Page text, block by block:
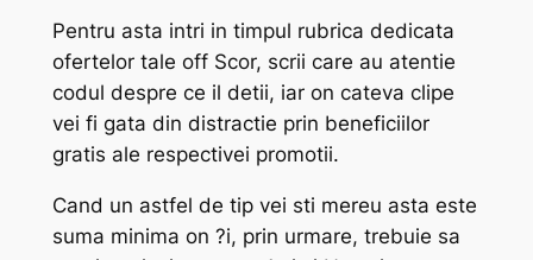
Pentru asta intri in timpul rubrica dedicata
ofertelor tale off Scor, scrii care au atentie
codul despre ce il detii, iar on cateva clipe
vei fi gata din distractie prin beneficiilor
gratis ale respectivei promotii.
Cand un astfel de tip vei sti mereu asta este
suma minima on ?i, prin urmare, trebuie sa